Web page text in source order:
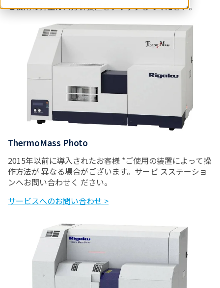
ご使用の発生ガス分析装置をクリックしてください。
ThermoMass Photo
2015年以前に導入されたお客様 *ご使用の装置によって操
作方法が 異なる場合がございます。サービ スステーショ
ンへお問い合わせく ださい。
サービスへのお問い合わせ >